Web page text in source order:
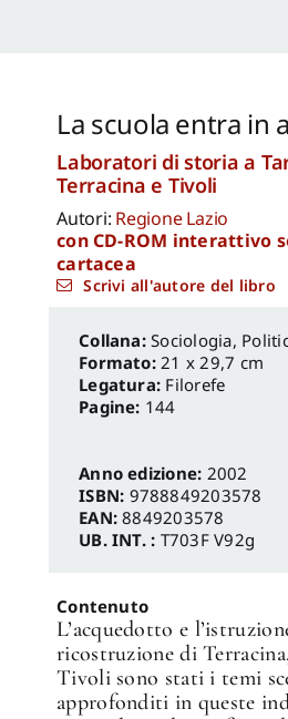
La scuola entra in
Laboratori di storia a
Terracina e Tivoli
Autori: Regione Lazio
con CD-ROM interattivo
cartacea
Scrivi all'autore del libro
Sociologia,
Formato:21 x 29,7 cm
Legatura: Filorefe
Pagine: 144
Anno edizione: 2002
ISBN: 9788849203578
EAN:8849203578
UB. INT. : T703F V92g
Contenuto
L’acquedotto e
ricostruzione di
Tivoli sono stati i temi
approfonditi in queste